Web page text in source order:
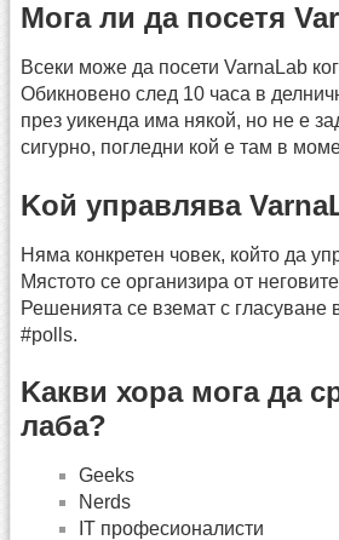
Мога ли да посетя
Всеки може да посети VarnaLab
Обикновено след 10 часа в
през уикенда има някой, но не е
сигурно, погледни кой е там в
Kой управлява
Няма конкретен човек, който да
Мястото се организира от
Решенията се вземат с гласуване
#polls.
Kакви хора мога да
лаба?
Geeks
Nerds
IT професионалисти